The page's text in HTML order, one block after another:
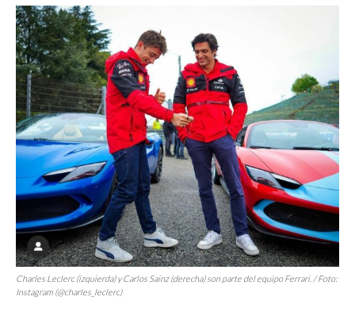
Charles Leclerc (izquierda) y Carlos Sainz (derecha) son parte del equipo Ferrari. / Foto:
Instagram (@charles_leclerc)